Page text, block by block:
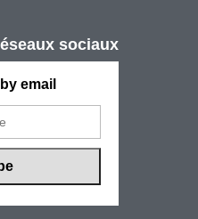
sociaux
email